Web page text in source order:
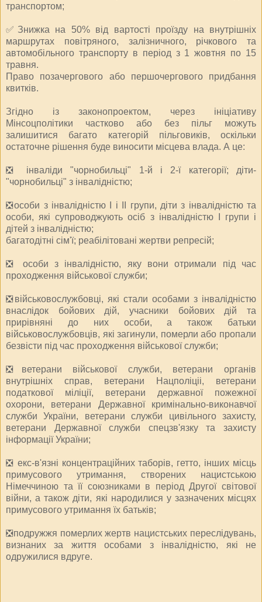
транспортом;
✅Знижка на 50% від вартості проїзду на внутрішніх
маршрутах повітряного, залізничного, річкового та
автомобільного транспорту в період з 1 жовтня по 15
травня.
Право позачергового або першочергового придбання
квитків.
Згідно із законопроектом, через ініціативу
Мінсоцполітики частково або без пільг можуть
залишитися багато категорій пільговиків, оскільки
остаточне рішення буде виносити місцева влада. А це:
❎ інваліди "чорнобильці" 1-й і 2-ї категорії; діти-
"чорнобильці" з інвалідністю;
❎особи з інвалідністю I і II групи, діти з інвалідністю та
особи, які супроводжують осіб з інвалідністю I групи і
дітей з інвалідністю;
багатодітні сім'ї; реабілітовані жертви репресій;
❎ особи з інвалідністю, яку вони отримали під час
проходження військової служби;
❎військовослужбовці, які стали особами з інвалідністю
внаслідок бойових дій, учасники бойових дій та
прирівняні до них особи, а також батьки
військовослужбовців, які загинули, померли або пропали
безвісти під час проходження військової служби;
❎ветерани військової служби, ветерани органів
внутрішніх справ, ветерани Нацполіціі, ветерани
податкової міліції, ветерани державної пожежної
охорони, ветерани Державної кримінально-виконавчої
служби України, ветерани служби цивільного захисту,
ветерани Державної служби спецзв'язку та захисту
інформації України;
❎ екс-в'язні концентраційних таборів, гетто, інших місць
примусового утримання, створених нацистською
Німеччиною та її союзниками в період Другої світової
війни, а також діти, які народилися у зазначених місцях
примусового утримання їх батьків;
❎подружжя померлих жертв нацистських переслідувань,
визнаних за життя особами з інвалідністю, які не
одружилися вдруге.